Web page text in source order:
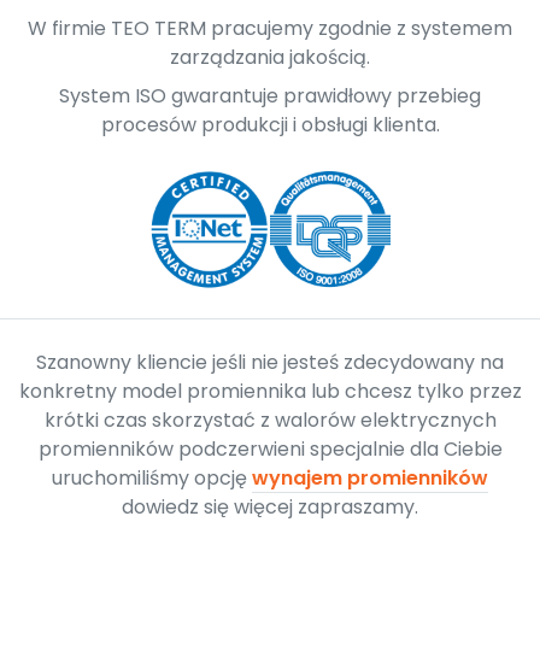
W firmie TEO TERM pracujemy zgodnie z systemem
zarządzania jakością.
System ISO gwarantuje prawidłowy przebieg
procesów produkcji i obsługi klienta.
Szanowny kliencie jeśli nie jesteś zdecydowany na
konkretny model promiennika lub chcesz tylko przez
krótki czas skorzystać z walorów elektrycznych
promienników podczerwieni specjalnie dla Ciebie
uruchomiliśmy opcjęwynajem promienników
dowiedz się więcej zapraszamy.